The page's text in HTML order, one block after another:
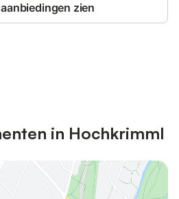
zien
in Hochkrimml